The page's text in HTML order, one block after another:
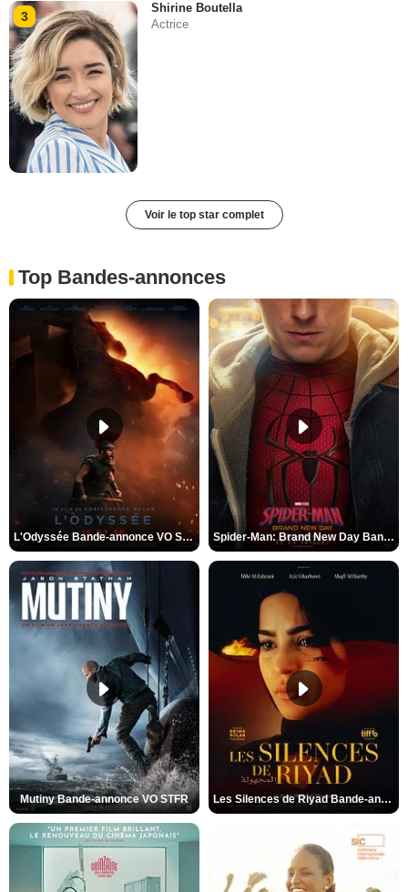
3
Shirine Boutella
Actrice
Voir le top star complet
Top Bandes-annonces
L'Odyssée Bande-annonce VO STFR Spider-Man: Brand New Day Bande-annonce VO STFR
Mutiny Bande-annonce VO STFR Les Silences de Riyad Bande-annonce VO STFR